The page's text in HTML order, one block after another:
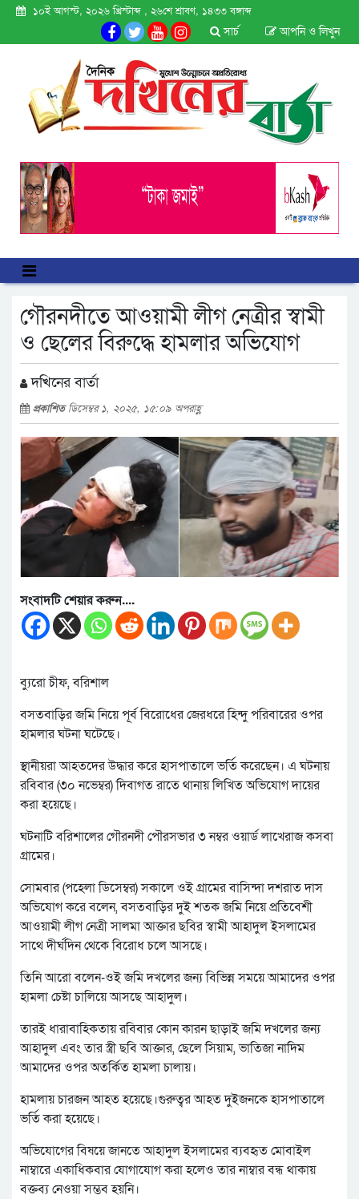
১০ই আগস্ট, ২০২৬ খ্রিস্টাব্দ , ২৬শে শ্রাবণ, ১৪৩৩ বঙ্গাব্দ
আপনি ও লিখুন
সার্চ
গৌরনদীতে আওয়ামী লীগ নেত্রীর স্বামী
ও ছেলের বিরুদ্ধে হামলার অভিযোগ
দখিনের বার্তা
প্রকাশিতডিসেম্বর ১, ২০২৫, ১৫:০৯ অপরাহ্ণ
সংবাদটি শেয়ার করুন....
ব্যুরো চীফ, বরিশাল
বসতবাড়ির জমি নিয়ে পূর্ব বিরোধের জেরধরে হিন্দু পরিবারের ওপর
হামলার ঘটনা ঘটেছে।
স্থানীয়রা আহতদের উদ্ধার করে হাসপাতালে ভর্তি করেছেন। এ ঘটনায়
রবিবার (৩০ নভেম্বর) দিবাগত রাতে থানায় লিখিত অভিযোগ দায়ের
করা হয়েছে।
ঘটনাটি বরিশালের গৌরনদী পৌরসভার ৩ নম্বর ওয়ার্ড লাখেরাজ কসবা
গ্রামের।
সোমবার (পহেলা ডিসেম্বর) সকালে ওই গ্রামের বাসিন্দা দশরাত দাস
অভিযোগ করে বলেন, বসতবাড়ির দুই শতক জমি নিয়ে প্রতিবেশী
আওয়ামী লীগ নেত্রী সালমা আক্তার ছবির স্বামী আহাদুল ইসলামের
সাথে দীর্ঘদিন থেকে বিরোধ চলে আসছে।
তিনি আরো বলেন-ওই জমি দখলের জন্য বিভিন্ন সময়ে আমাদের ওপর
হামলা চেষ্টা চালিয়ে আসছে আহাদুল।
তারই ধারাবাহিকতায় রবিবার কোন কারন ছাড়াই জমি দখলের জন্য
আহাদুল এবং তার স্ত্রী ছবি আক্তার, ছেলে সিয়াম, ভাতিজা নাদিম
আমাদের ওপর অতর্কিত হামলা চালায়।
হামলায় চারজন আহত হয়েছে।গুরুত্বর আহত দুইজনকে হাসপাতালে
ভর্তি করা হয়েছে।
অভিযোগের বিষয়ে জানতে আহাদুল ইসলামের ব্যবহৃত মোবাইল
নাম্বারে একাধিকবার যোগাযোগ করা হলেও তার নাম্বার বন্ধ থাকায়
বক্তব্য নেওয়া সম্ভব হয়নি।